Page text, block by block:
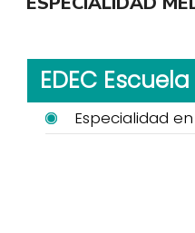
EDEC
Especialidad